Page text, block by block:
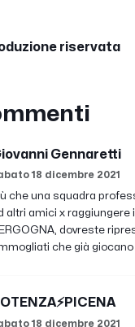
riservata
Gennaretti
18 dicembre 2021
che una squadra
altri amici x raggiungere
dovreste
che già giocano
18 dicembre 2021